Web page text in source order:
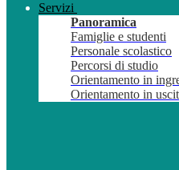
Servizi
Panoramica
Famiglie e studenti
Personale scolastico
Percorsi di studio
Orientamento in
Orientamento in